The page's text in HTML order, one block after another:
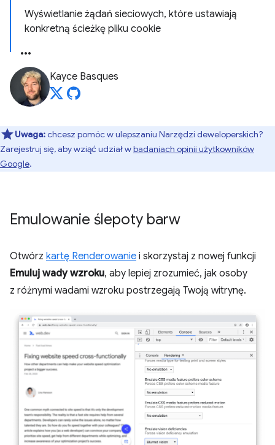
Wyświetlanie żądań sieciowych, które ustawiają
konkretną ścieżkę pliku cookie
Kayce Basques
Uwaga:chcesz pomóc w ulepszaniu Narzędzi deweloperskich?
Zarejestruj się, aby wziąć udział wbadaniach opinii użytkowników
Google.
Emulowanie ślepoty barw
Otwórz kartę Renderowanie i skorzystaj z nowej funkcji
Emuluj wady wzroku, aby lepiej zrozumieć, jak osoby
z różnymi wadami wzroku postrzegają Twoją witrynę.